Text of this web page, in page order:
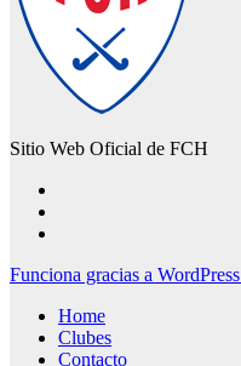
Sitio Web Oficial de FCH
Funciona gracias a WordPress
Home
Clubes
Contacto